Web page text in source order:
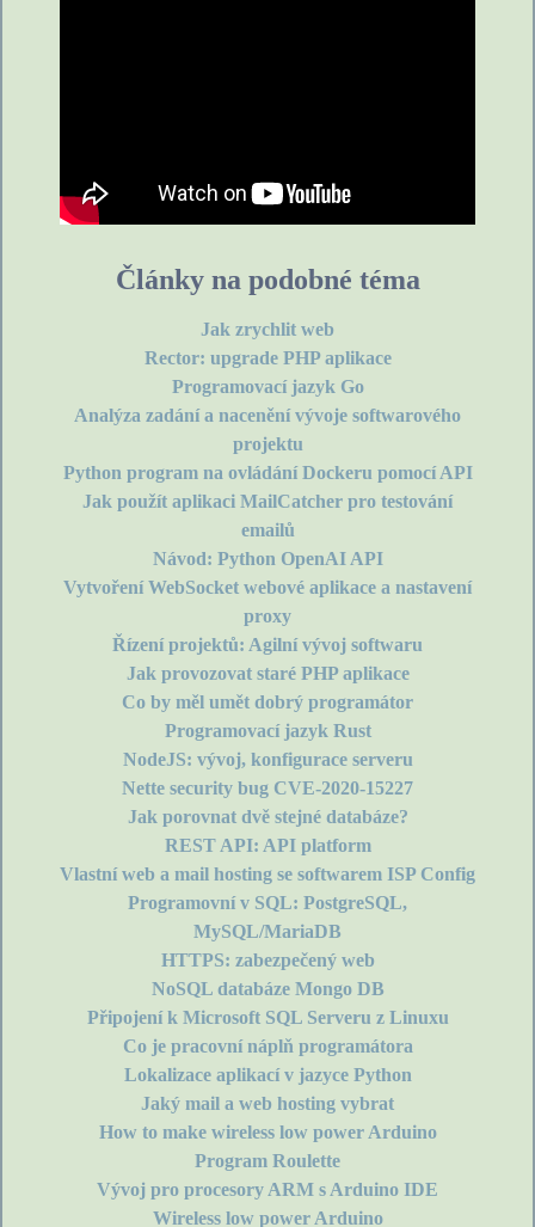
Články na podobné téma
Jak zrychlit web
Rector: upgrade PHP aplikace
Programovací jazyk Go
Analýza zadání a nacenění vývoje softwarového
projektu
Python program na ovládání Dockeru pomocí API
Jak použít aplikaci MailCatcher pro testování
emailů
Návod: Python OpenAI API
Vytvoření WebSocket webové aplikace a nastavení
proxy
Řízení projektů: Agilní vývoj softwaru
Jak provozovat staré PHP aplikace
Co by měl umět dobrý programátor
Programovací jazyk Rust
NodeJS: vývoj, konfigurace serveru
Nette security bug CVE-2020-15227
Jak porovnat dvě stejné databáze?
REST API: API platform
Vlastní web a mail hosting se softwarem ISP Config
Programovní v SQL: PostgreSQL,
MySQL/MariaDB
HTTPS: zabezpečený web
NoSQL databáze Mongo DB
Připojení k Microsoft SQL Serveru z Linuxu
Co je pracovní náplň programátora
Lokalizace aplikací v jazyce Python
Jaký mail a web hosting vybrat
How to make wireless low power Arduino
Program Roulette
Vývoj pro procesory ARM s Arduino IDE
Wireless low power Arduino